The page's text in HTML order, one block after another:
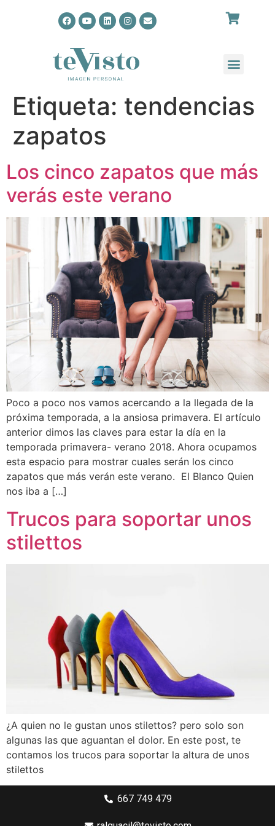
Etiqueta: tendencias
zapatos
Los cinco zapatos que más
verás este verano
Poco a poco nos vamos acercando a la llegada de la
próxima temporada, a la ansiosa primavera. El artículo
anterior dimos las claves para estar la día en la
temporada primavera- verano 2018. Ahora ocupamos
esta espacio para mostrar cuales serán los cinco
zapatos que más verán este verano. El Blanco Quien
nos iba a […]
Trucos para soportar unos
stilettos
¿A quien no le gustan unos stilettos? pero solo son
algunas las que aguantan el dolor. En este post, te
contamos los trucos para soportar la altura de unos
stilettos
667 749 479